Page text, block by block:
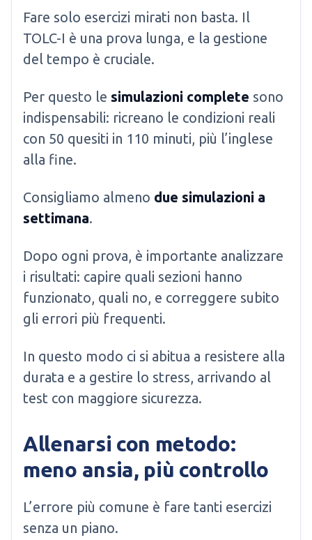
Fare solo esercizi mirati non basta. Il
TOLC-I è una prova lunga, e la gestione
del tempo è cruciale.
Per questo le simulazioni complete sono
indispensabili: ricreano le condizioni reali
con 50 quesiti in 110 minuti, più l’inglese
alla fine.
Consigliamo almeno due simulazioni a
settimana.
Dopo ogni prova, è importante analizzare
i risultati: capire quali sezioni hanno
funzionato, quali no, e correggere subito
gli errori più frequenti.
In questo modo ci si abitua a resistere alla
durata e a gestire lo stress, arrivando al
test con maggiore sicurezza.
Allenarsi con metodo:
meno ansia, più controllo
L’errore più comune è fare tanti esercizi
senza un piano.